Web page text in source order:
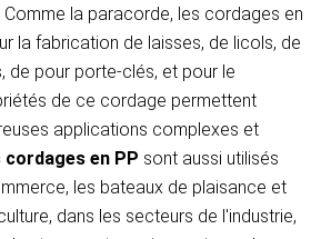
la paracorde, les cordages en
la fabrication de laisses, de licols, de
de pour porte-clés, et pour le
de ce cordage permettent
applications complexes et
cordages en PP sont aussi utilisés
les bateaux de plaisance et
dans les secteurs de l'industrie,